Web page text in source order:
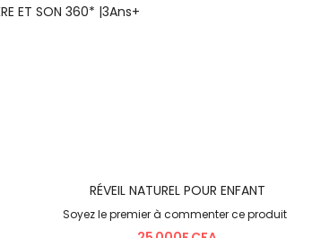
ET SON 360* |3Ans+
RÉVEIL NATUREL POUR ENFANT
Soyez le premier à commenter ce produit